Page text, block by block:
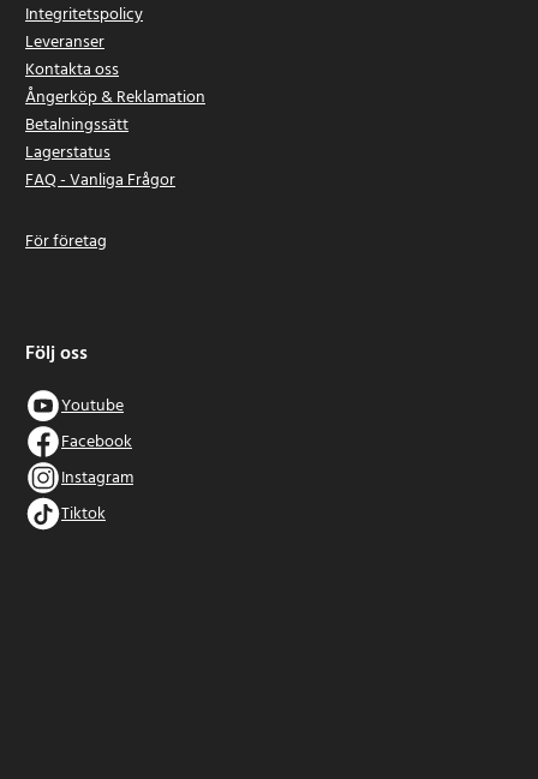
Integritetspolicy
Leveranser
Kontakta oss
Ångerköp & Reklamation
Betalningssätt
Lagerstatus
FAQ - Vanliga Frågor
För företag
Följ oss
Youtube
Facebook
Instagram
Tiktok